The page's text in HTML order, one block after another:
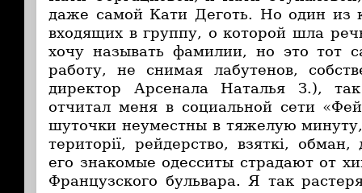
даже самой Кати Деготь. Но один из
входящих в группу, о которой шла
хочу называть фамилии, но это тот
работу, не снимая лабутенов,
директор Арсенала Наталья З.),
отчитал меня в социальной сети
шуточки неуместны в тяжелую минуту,
території, рейдерство, взяткі,
его знакомые одесситы страдают от
Французского бульвара. Я так